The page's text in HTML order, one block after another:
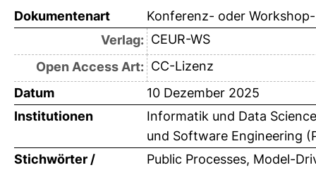
Dokumentenart
Konferenz- oder
Verlag: CEUR-WS
Open Access Art: CC-Lizenz
Datum
10 Dezember 2025
Institutionen
Informatik und Data
und Software Engineering
Stichwörter /
Public Processes, Model-